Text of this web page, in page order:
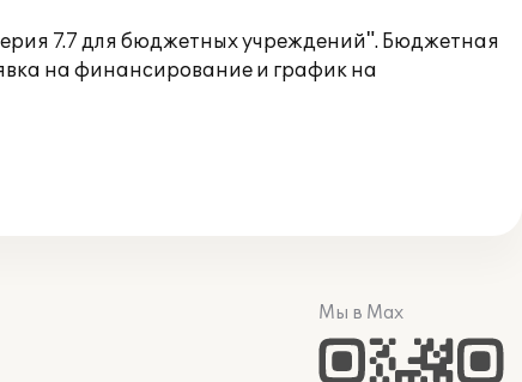
7.7 для бюджетных учреждений". Бюджетная
на финансирование и график на
Мы в Max